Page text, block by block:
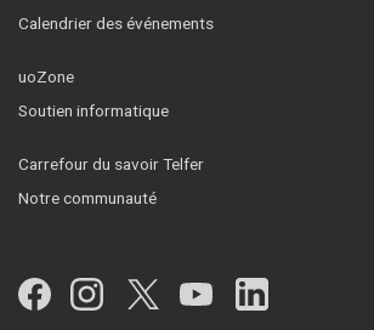
Calendrier des événements
uoZone
Soutien informatique
Carrefour du savoir Telfer
Notre communauté
Facebook
Instagram
Twitter
YouTubeLinkedIn